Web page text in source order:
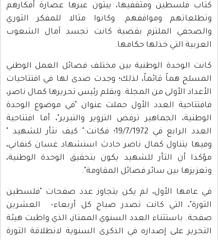
كتاب فلسطين ومثقفيها، يبثون عبرها عصارة أفكارهم
وتطلعاتهم ومواقفهم. وكانوا مثالا للمفكر الثوري
والصحفي الملتزم بقضية كانت تجسد آمال الشعوب
العربية التي خذلها حكامها.
كانت الوحدة الوطنية بين مختلف فصائل العمل الوطني
المسلح هماً قائماً، لذلك؛ وجدت صدى لها في افتتاحيات
الأعداد الأولى من المجلة. وبقلم رئيس تحريرها كمال ناصر،
فافتتاحية العدد الأول حملت عنوان "في موضوع الوحدة
الوطنية، الجماهير ترفض التزوير والتبرير"، أما افتتاحية
العدد الرابع في 19/7/1972؛ فكانت:" كيف نثأر للشهيد "
وفيها يتناول كمال ناصر حادث استشهاد غسان كنفاني،
مؤكدا أن الثأر للشهيد يكون بتحقيق الوحدة الوطنية،
وتعزيزها بين سائر فصائل المقاومة".
في عامها الأول، لم يكن يتجاوز عدد صفحات "فلسطين
الثورة"، التي كانت تصدر صباح كل أربعاء- العشرين
صفحة. باستثناء العدد السنوي الممتاز، الذي واظبت هيئة
التحرير على إصداره في الذكرى السنوية لانطلاقة الثورة